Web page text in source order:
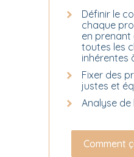
Définir le
chaque
en
toutes les
inhérentes
Fixer des
justes et
Analyse
Comment